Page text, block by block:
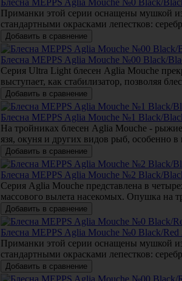
Блесна MEPPS Aglia Mouche №0 Black/
Приманки этой серии оснащены мушкой
стандартными окрасками лепестков:
Блесна MEPPS Aglia Mouche №00 Black/
Серия Ultra Light блесен Aglia Mouche
выступает, как стабилизатор, позволяя
Блесна MEPPS Aglia Mouche №1 Black/
На тройниках блесен Aglia Mouche -
язя, окуня и других видов рыб, особенно
Блесна MEPPS Aglia Mouche №2 Black/
Серия Aglia Mouche представлена в
массового вылета насекомых. Опушка на
Блесна MEPPS Aglia Mouche №0 Black/Red
Приманки этой серии оснащены мушкой
стандартными окрасками лепестков: